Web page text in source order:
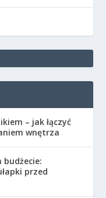
– jak łączyć
wnętrza
budżecie:
przed